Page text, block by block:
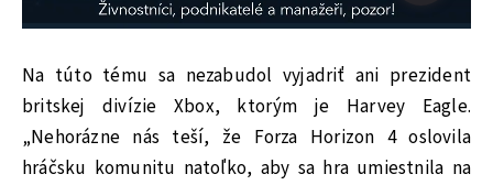
Na túto tému sa nezabudol vyjadriť ani prezident
britskej divízie Xbox, ktorým je Harvey Eagle.
„Nehorázne nás teší, že Forza Horizon 4 oslovila
hráčsku komunitu natoľko, aby sa hra umiestnila na